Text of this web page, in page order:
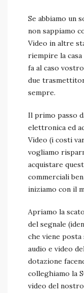
Se abbiamo un
non sappiamo
Video in altre
riempire la
fa al caso
due
sempre.
Il primo passo
elettronica ed
Video (i costi
vogliamo
acquistare
commerciali
iniziamo con il
Apriamo la
del segnale
che viene
audio e video
dotazione
colleghiamo la
video del